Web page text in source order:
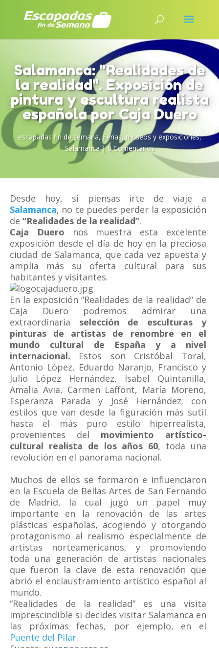
Salamanca: "Realidades de
la realidad". Exposición de
pintura y escultura realista
española por Caja Duero
escapadas fin de semana,Ferias, museos y exposiciones,
Salamanca|0 Comentarios
Desde hoy, si piensas irte de viaje a
Salamanca, no te puedes perder la exposición
de “Realidades de la realidad”.
Caja Duero nos muestra esta excelente
exposición desde el día de hoy en la preciosa
ciudad de Salamanca, que cada vez apuesta y
amplia más su oferta cultural para sus
habitantes y visitantes.
En la exposición “Realidades de la realidad” de
Caja Duero podremos admirar una
extraordinaria selección de esculturas y
pinturas de artistas de renombre en el
mundo cultural de España y a nivel
internacional. Estos son Cristóbal Toral,
Antonio López, Eduardo Naranjo, Francisco y
Julio López Hernández, Isabel Quintanilla,
Amalia Avia, Carmen Laffont, María Moreno,
Esperanza Parada y José Hernández; con
estilos que van desde la figuración más sutil
hasta el más puro estilo hiperrealista,
provenientes del movimiento artístico-
cultural realista de los años 60, toda una
revolución en el panorama nacional.
Muchos de ellos se formaron e influenciaron
en la Escuela de Bellas Artes de San Fernando
de Madrid, la cual jugó un papel muy
importante en la renovación de las artes
plásticas españolas, acogiendo y otorgando
protagonismo al realismo especialmente de
artistas norteamericanos, y promoviendo
toda una generación de artistas nacionales
que fueron la clave de esta renovación que
abrió el enclaustramiento artístico español al
mundo.
“Realidades de la realidad” es una visita
imprescindible si decides visitar Salamanca en
las próximas fechas, por ejemplo, en el
Puente del Pilar.